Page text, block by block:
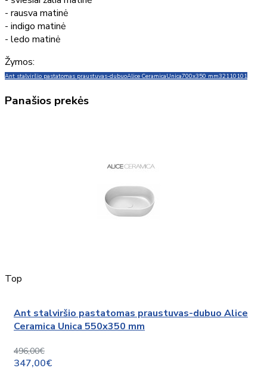
- rausva matinė
- indigo matinė
- ledo matinė
Žymos:
Ant stalviršio pastatomas praustuvas-dubuoAlice CeramicaUnica700x350 mm32110101
Panašios prekės
Top
Ant stalviršio pastatomas praustuvas-dubuo Alice
Ceramica Unica 550x350 mm
496,00€
347,00€